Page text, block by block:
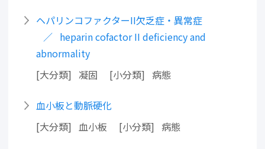
ヘパリンコファクターII欠乏症・異常症
heparin cofactor II deficiency and
abnormality
大分類
凝固 小分類 病態
血小板と動脈硬化
大分類
血小板 小分類 病態